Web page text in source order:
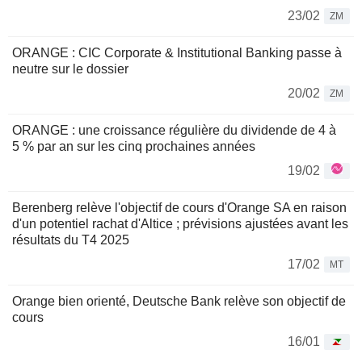
23/02
ZM
ORANGE : CIC Corporate & Institutional Banking passe à
neutre sur le dossier
20/02
ZM
ORANGE : une croissance régulière du dividende de 4 à
5 % par an sur les cinq prochaines années
19/02
Berenberg relève l'objectif de cours d'Orange SA en raison
d'un potentiel rachat d'Altice ; prévisions ajustées avant les
résultats du T4 2025
17/02
MT
Orange bien orienté, Deutsche Bank relève son objectif de
cours
16/01